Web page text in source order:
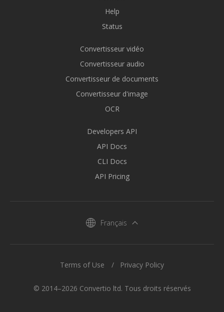
Help
Status
Convertisseur vidéo
Convertisseur audio
Convertisseur de documents
Convertisseur d'image
OCR
Developers API
API Docs
CLI Docs
API Pricing
Français
© 2014–2026 Convertio ltd. Tous droits réservés
Terms of Use Privacy Policy